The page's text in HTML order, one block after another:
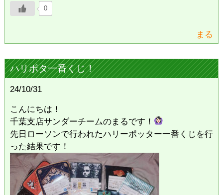
0
まる
ハリポタ一番くじ！
24/10/31
こんにちは！
千葉支店サンダーチームのまるです！
先日ローソンで行われたハリーポッター一番くじを行
った結果です！